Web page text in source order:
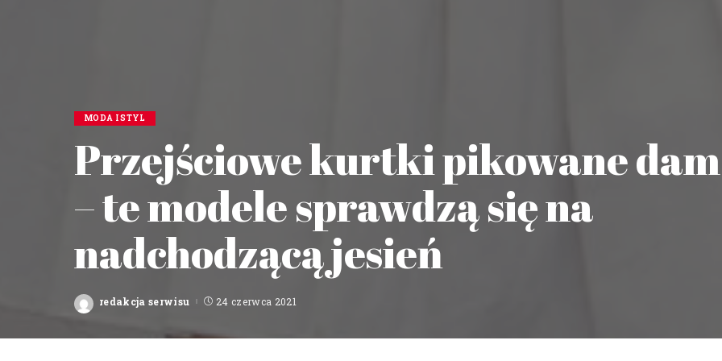
MODA I STYL
Przejściowe kurtki pikowane
– te modele sprawdzą się na
nadchodzącą jesień
Posted
redakcja serwisu 24 czerwca 2021